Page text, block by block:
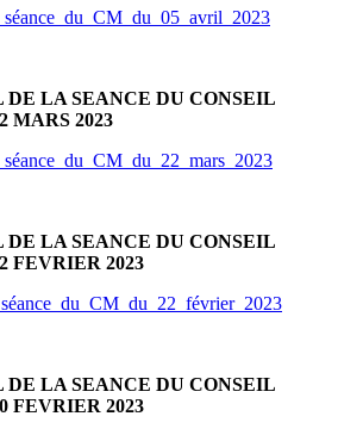
DE LA SEANCE DU CONSEIL
MARS 2023
DE LA SEANCE DU CONSEIL
FEVRIER 2023
DE LA SEANCE DU CONSEIL
FEVRIER 2023